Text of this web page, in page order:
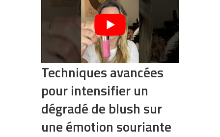
Techniques avancées
pour intensifier un
dégradé de blush sur
une émotion souriante